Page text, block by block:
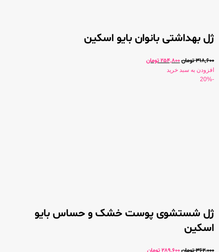
ژل بهداشتی بانوان بایو اسکین
318,600تومان254,800 تومان
افزودن به سبد خرید
-20%
ژل شستشوی پوست خشک و حساس بایو
اسکین